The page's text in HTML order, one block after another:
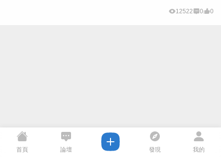
12522 0 0
首頁 論壇 發現 我的